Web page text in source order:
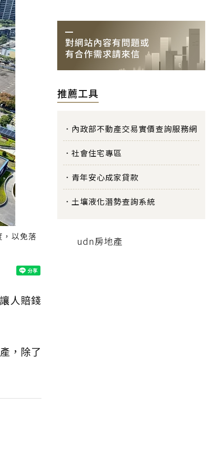
以免落
人賠錢
，除了
推薦工具
內政部不動產交易實價查詢服務網
社會住宅專區
青年安心成家貸款
土壤液化潛勢查詢系統
udn房地產